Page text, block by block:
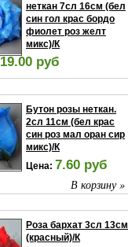
неткан 7сл 16см (бел
син гол крас бордо
фиолет роз желт
микс)/К
19.00 руб
В корзину »
Бутон розы неткан.
2сл 11см (бел крас
син роз мал оран сир
микс)/К
Цена: 7.60 руб
В корзину »
Роза бархат 3сл 13см
(красный)/К